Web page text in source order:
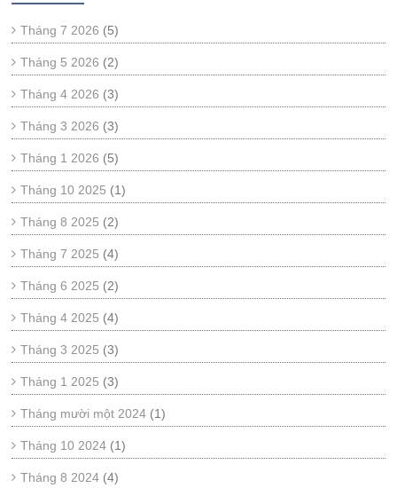
Tháng 7 2026 (5)
Tháng 5 2026 (2)
Tháng 4 2026 (3)
Tháng 3 2026 (3)
Tháng 1 2026 (5)
Tháng 10 2025 (1)
Tháng 8 2025 (2)
Tháng 7 2025 (4)
Tháng 6 2025 (2)
Tháng 4 2025 (4)
Tháng 3 2025 (3)
Tháng 1 2025 (3)
Tháng mười một 2024 (1)
Tháng 10 2024 (1)
Tháng 8 2024 (4)